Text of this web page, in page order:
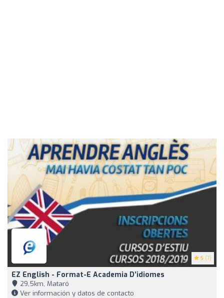
5 (7)
EZ English - Format-E Academia D’idiomes
29,5km, Mataró
Ver información y datos de contacto